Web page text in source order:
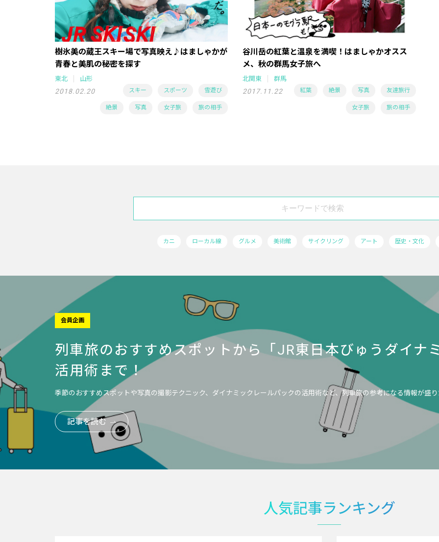
樹氷美の蔵王スキー場で写真映え♪はましゃかが
青春と美肌の秘密を探す
東北 山形
2018.02.20 スキー スポーツ 雪遊び
絶景 写真 女子旅 旅の相手
谷川岳の紅葉と温泉を満喫！はましゃかオスス
メ、秋の群馬女子旅へ
北関東 群馬
2017.11.22 紅葉 絶景 写真 友達旅行
女子旅 旅の相手
カニ ローカル線 グルメ 美術館 サイクリング アート 歴史・文化
会員企画
列車旅のおすすめスポットから「JR東日本びゅうダイナ
活用術まで！
季節のおすすめスポットや写真の撮影テクニック、ダイナミックレールパックの活用術など、列車旅の参考になる情報が盛
記事を読む
人気記事ランキング